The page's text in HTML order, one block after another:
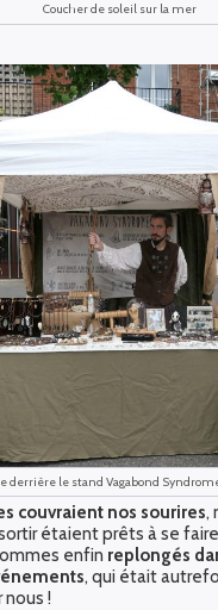
Coucher de soleil sur la mer
derrière le stand Vagabond
couvraient nos sourires,
étaient prêts à se faire
enfin replongés
, qui était
!